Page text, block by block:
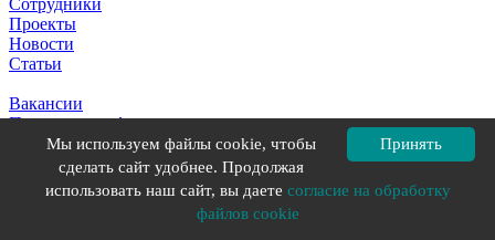
Проекты
Новости
Статьи
Вакансии
Политика конфиденциальности
Почему нам доверяют
Реквизиты
Принять
Мы используем файлы cookie, чтобы
сделать сайт удобнее. Продолжая
использовать наш сайт, вы даете согласие на обработку
файлов cookie